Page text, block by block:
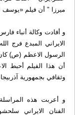
ميرزا " أن فيلم «يوسف
و أفادت وكالة أنباء
الايراني المبدع
الرسول الاعظم (ص)
أن هذا الفيلم أحبط
وثقافي بجمهورية
و أعربت هذه المراسلة
الفنان الايراني